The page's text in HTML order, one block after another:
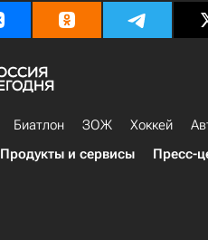
Биатлон ЗОЖ Хоккей
Продукты и сервисы Пресс-